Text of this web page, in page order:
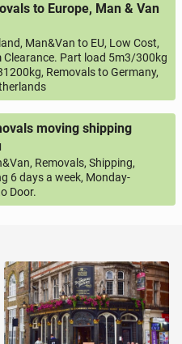
to Europe, Man & Van
Man&Van to EU, Low Cost,
Clearance. Part load 5m3/300kg
Removals to Germany,
moving shipping
Removals, Shipping,
6 days a week, Monday-
Door.